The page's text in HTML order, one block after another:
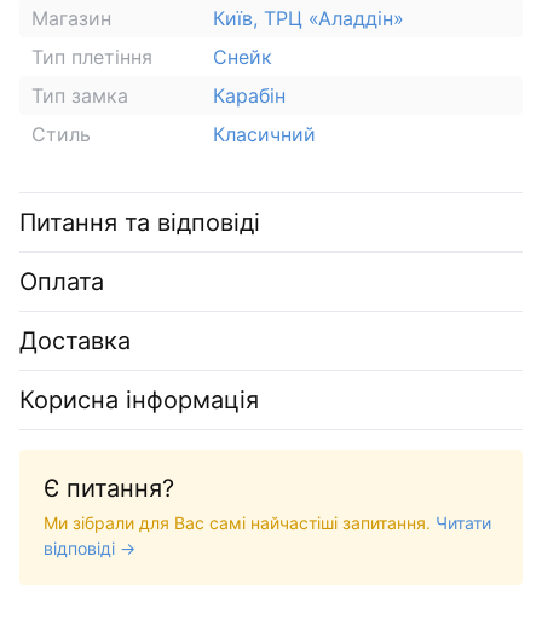
Магазин
Київ, ТРЦ «Аладдін»
Тип плетіння
Снейк
Тип замка
Карабін
Стиль
Класичний
Питання та відповіді
Оплата
Доставка
Корисна інформація
Є питання?
Ми зібрали для Вас самі найчастіші запитання. Читати
відповіді →